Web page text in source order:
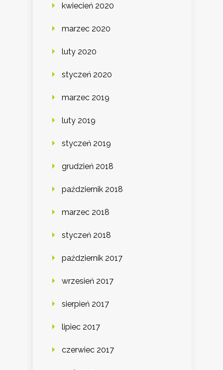
kwiecień 2020
marzec 2020
luty 2020
styczeń 2020
marzec 2019
luty 2019
styczeń 2019
grudzień 2018
październik 2018
marzec 2018
styczeń 2018
październik 2017
wrzesień 2017
sierpień 2017
lipiec 2017
czerwiec 2017